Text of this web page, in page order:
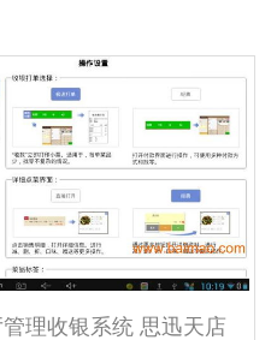
理收银系统 思迅天店